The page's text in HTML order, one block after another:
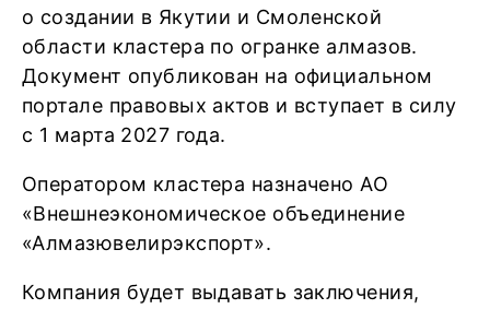
о создании в Якутии и Смоленской
области кластера по огранке алмазов.
Документ опубликован на официальном
портале правовых актов и вступает в силу
с 1 марта 2027 года.
Оператором кластера назначено АО
«Внешнеэкономическое объединение
«Алмазювелирэкспорт».
Компания будет выдавать заключения,